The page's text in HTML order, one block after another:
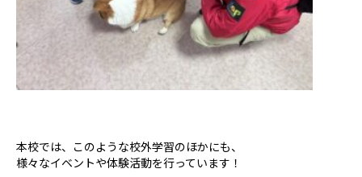
本校では、このような校外学習のほかにも、
様々なイベントや体験活動を行っています！